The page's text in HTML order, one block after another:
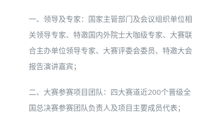
一、领导及专家：国家主管部门及会议组织单位相
关领导专家、特邀国内外院士大咖级专家、大赛联
合主办单位领导专家、大赛评委会委员、特邀大会
报告演讲嘉宾；
二、大赛参赛项目团队：四大赛道近200个晋级全
国总决赛参赛团队负责人及项目主要成员代表；